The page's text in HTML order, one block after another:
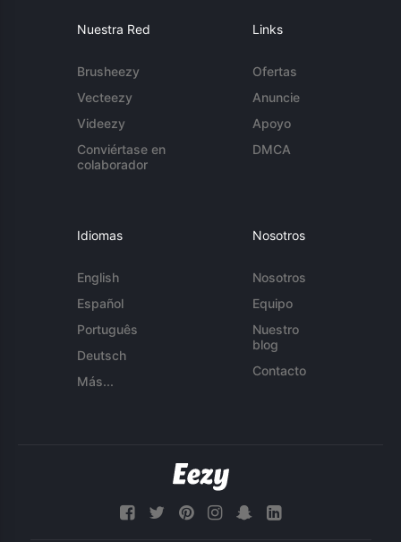
Nuestra Red
Brusheezy
Vecteezy
Videezy
Conviértase en
colaborador
Links
Ofertas
Anuncie
Apoyo
DMCA
Idiomas
English
Español
Português
Deutsch
Más...
Nosotros
Nosotros
Equipo
Nuestro
blog
Contacto